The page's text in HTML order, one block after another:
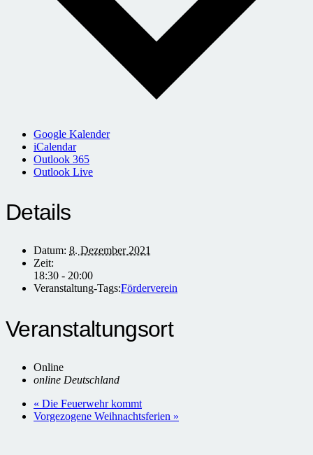
Google Kalender
iCalendar
Outlook 365
Outlook Live
Details
Datum: 8. Dezember 2021
Zeit:
18:30 - 20:00
Veranstaltung-Tags:Förderverein
Veranstaltungsort
Online
online Deutschland
« Die Feuerwehr kommt
Vorgezogene Weihnachtsferien »